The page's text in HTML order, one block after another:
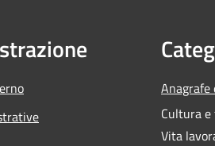
Cultura
Vita